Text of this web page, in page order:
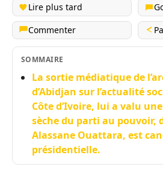
Lire plus tard
Commenter
SOMMAIRE
La sortie médiatique de
d’Abidjan sur l’actualité
Côte d’Ivoire, lui a valu
sèche du parti au pouvoir,
Alassane Ouattara, est
présidentielle.